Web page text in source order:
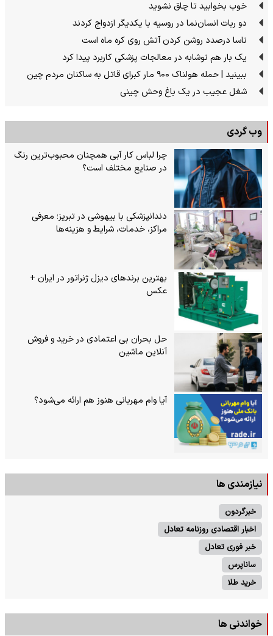
خوب بخوابید تا چاق نشوید
دو ربات انسان‌نما در روسیه با یکدیگر ازدواج کردند
ناسا درصدد روشن کردن آتش روی کره ماه است
یک بار هم نوشابه در معالجات پزشکی کاربرد پیدا کرد
ببینید | حمله هولناک ۹۰۰ مار کبرای قاتل به ساکنان مردم چین
شغل عجیب در یک باغ وحش چینی
وب گردی
چرا لباس کار آبی همچنان محبوب‌ترین رنگ
در صنایع مختلف است؟
دندانپزشکی با بیهوشی در تبریز؛ معرفی
مراکز، خدمات، شرایط و هزینه‌ها
بهترین برندهای دیزل ژنراتور در ایران +
عکس
حل بحران بی‌ اعتمادی در خرید و فروش
آنلاین ماشین
آیا وام مهربانی هنوز هم ارائه می‌شود؟
نیازمندی ها
خبرگردون
اخبار اقتصادی روزنامه تعادل
خبر فوری تعادل
ساناپرس
خرید طلا
خواندنی ها